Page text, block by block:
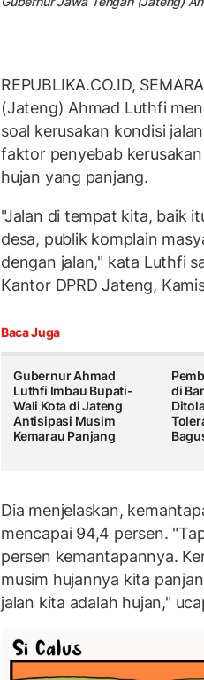
REPUBLIKA.CO.ID,
(Jateng) Ahmad Luthfi
soal kerusakan kondisi
faktor penyebab
hujan yang panjang.
"Jalan di tempat kita, baik
desa, publik komplain
dengan jalan," kata Luthfi
Kantor DPRD Jateng,
Baca Juga
Gubernur Ahmad
Luthfi Imbau Bupati-
Wali Kota di Jateng
Antisipasi Musim
Kemarau Panjang
di
Dia menjelaskan,
mencapai 94,4 persen.
persen kemantapannya.
musim hujannya kita
jalan kita adalah hujan,"